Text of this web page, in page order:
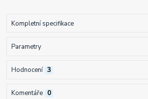
Kompletní specifikace
Parametry
Hodnocení 3
Komentáře 0